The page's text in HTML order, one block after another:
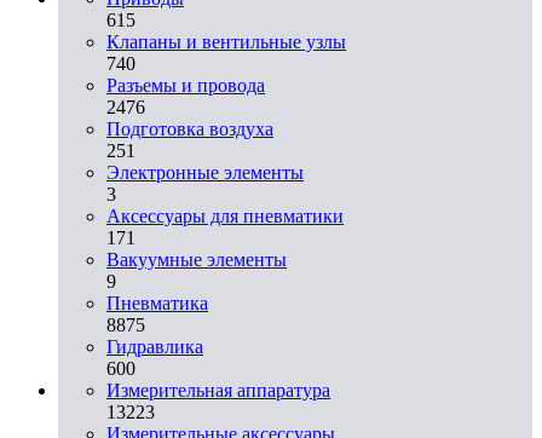
615
Клапаны и вентильные узлы
740
Разъемы и провода
2476
Подготовка воздуха
251
Электронные элементы
3
Аксессуары для пневматики
171
Вакуумные элементы
9
Пневматика
8875
Гидравлика
600
Измерительная аппаратура
13223
Измерительные аксессуары